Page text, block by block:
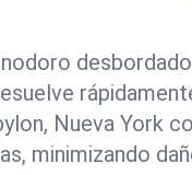
Nueva York
minimizando